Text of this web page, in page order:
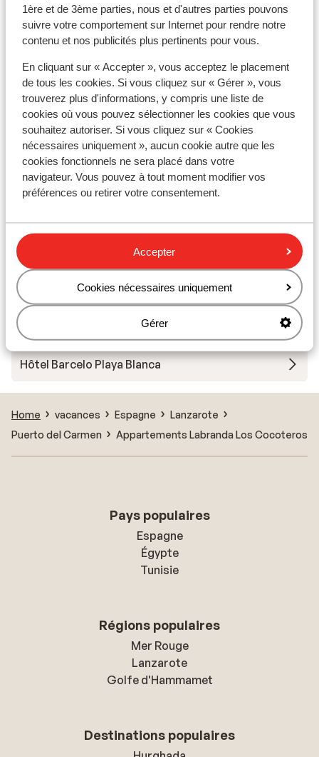
1ère et de 3ème parties, nous et d'autres parties pouvons
suivre votre comportement sur Internet pour rendre notre
contenu et nos publicités plus pertinents pour vous.
En cliquant sur « Accepter », vous acceptez le placement
de tous les cookies. Si vous cliquez sur « Gérer », vous
trouverez plus d'informations, y compris une liste de
cookies où vous pouvez sélectionner les cookies que vous
souhaitez autoriser. Si vous cliquez sur « Cookies
nécessaires uniquement », aucun cookie autre que les
cookies fonctionnels ne sera placé dans votre
navigateur. Vous pouvez à tout moment modifier vos
préférences ou retirer votre consentement.
Accepter
Cookies nécessaires uniquement
Gérer
Iberostar Selection Lanzarote Park
Hôtel Barcelo Playa Blanca Royal Level
La Isla y el Mar Hôtel Boutique - Réservé aux
adultes
Hôtel Princesa Yaiza Suite Hotel Resort
Hôtel Oasis Lanz Beach Mate
Hôtel H10 Suites Lanzarote Gardens
Bungalows Coloradamar
Hôtel Barcelo Playa Blanca
Home vacances Espagne
Lanzarote
Puerto del Carmen
Appartements Labranda Los Cocoteros
Pays populaires
Espagne
Égypte
Tunisie
Régions populaires
Mer Rouge
Lanzarote
Golfe d'Hammamet
Destinations populaires